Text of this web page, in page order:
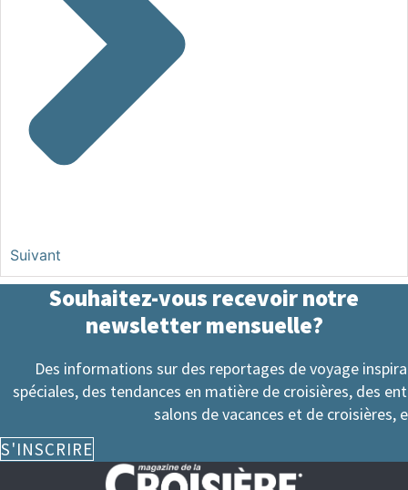
Suivant
Souhaitez-vous recevoir notre
newsletter mensuelle?
Des informations sur des reportages de voyage
spéciales, des tendances en matière de croisières, des
salons de vacances et de croisières,
S'INSCRIRE